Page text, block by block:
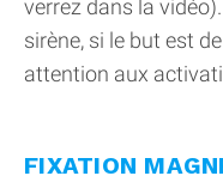
verrez dans la
sirène, si le but est
attention aux
FIXATION